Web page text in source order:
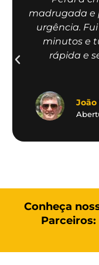
madrugada e
urgência.
minutos e
rápida e
João
Conheça
Parceiros: